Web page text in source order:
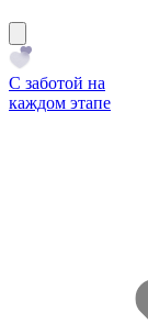
С заботой на
каждом этапе